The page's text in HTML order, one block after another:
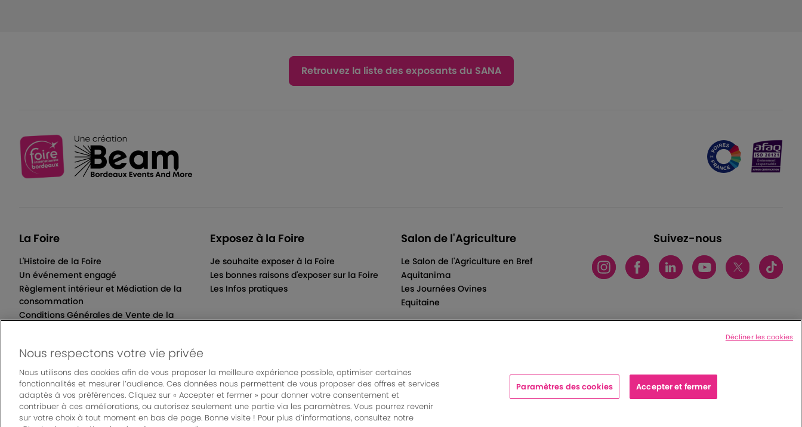
Retrouvez la liste des exposants du SANA
La Foire
L'Histoire de la Foire
Un événement engagé
Règlement intérieur et Médiation de la
consommation
Conditions Générales de Vente de la
Exposez à la Foire
Je souhaite exposer à la Foire
Les bonnes raisons d'exposer sur la Foire
Les Infos pratiques
Salon de l'Agriculture
Le Salon de l'Agriculture en Bref
Aquitanima
Les Journées Ovines
Equitaine
Suivez-nous
© Bordeaux Events And More | Rue Jean Samazeuilh - CS 20088 - 33070 Bordeaux cedex - France
Mentions légales|Règlement général des manifestations|Un événement organisé par Bordeaux Events And More|Charte de protection des données personnelles
Paramètres des cookies
Nous respectons votre vie privée
Nous utilisons des cookies afin de vous proposer la meilleure expérience possible, optimiser certaines
fonctionnalités et mesurer l’audience. Ces données nous permettent de vous proposer des offres et services
adaptés à vos préférences. Cliquez sur « Accepter et fermer » pour donner votre consentement et
contribuer à ces améliorations, ou autorisez seulement une partie via les paramètres. Vous pourrez revenir
sur votre choix à tout moment en bas de page. Bonne visite ! Pour plus d’informations, consultez notre
Paramètres des cookies Accepter et fermer
Décliner les cookies